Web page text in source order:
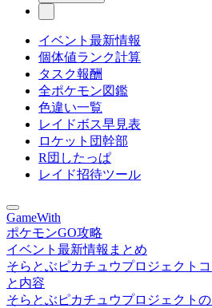
イベント最新情報
個体値ランク計算
タスク報酬
全ポケモン図鑑
色違い一覧
レイドボス早見表
ロケット団幹部
R団したっぱ
レイド招待ツール
GameWith
ポケモンGO攻略
イベント最新情報まとめ
そらとぶピカチュウプロジェクト
と内容
そらとぶピカチュウプロジェクト